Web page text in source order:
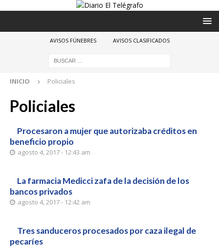
AVISOS FÚNEBRES AVISOS CLASIFICADOS
INICIO Policiales
Policiales
Procesaron a mujer que autorizaba créditos en
beneficio propio
agosto 4, 2017 - 12:43 am
La farmacia Medicci zafa de la decisión de los
bancos privados
agosto 4, 2017 - 12:42 am
Tres sanduceros procesados por caza ilegal de
pecaríes